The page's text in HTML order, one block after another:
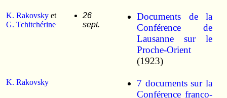
K. Rakovsky et
G. Tchitchérine
26
sept.
Documents de la
Conférence de
Lausanne sur le
Proche-Orient
(1923)
K. Rakovsky
7 documents sur la
Conférence franco-